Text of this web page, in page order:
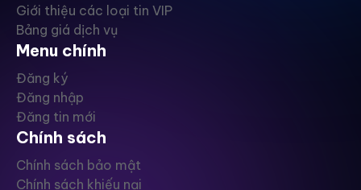
Giới thiệu các loại tin VIP
Bảng giá dịch vụ
Menu chính
Đăng ký
Đăng nhập
Đăng tin mới
Chính sách
Chính sách bảo mật
Chính sách khiếu nại